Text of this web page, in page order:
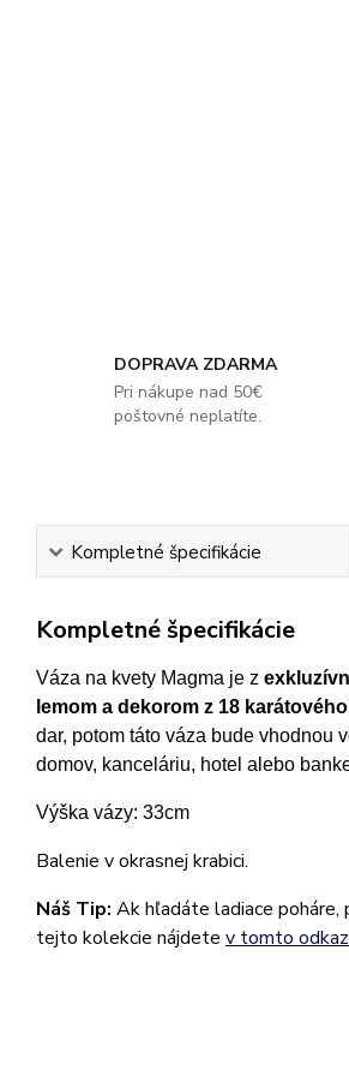
DOPRAVA ZDARMA
Pri nákupe nad 50€
poštovné neplatíte.
Kompletné špecifikácie
Kompletné špecifikácie
Váza na kvety Magma je z
lemom a dekorom z 18
dar, potom táto váza bude vhodnou
domov, kanceláriu, hotel alebo
Výška vázy: 33cm
Balenie v okrasnej krabici.
Náš Tip: Ak hľadáte ladiace
tejto kolekcie nájdete v tomto